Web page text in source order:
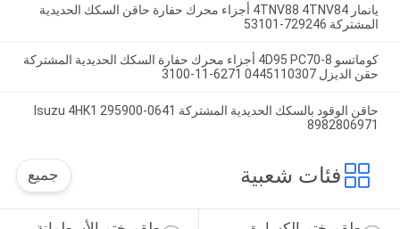
يانمار 4TNV88 4TNV84 أجزاء محرك حفارة حاقن السكك الحديدية
المشتركة 729246-53101
كوماتسو 4D95 PC70-8 أجزاء محرك حفارة السكك الحديدية المشتركة
حقن الديزل 0445110307 6271-11-3100
حاقن الوقود بالسكك الحديدية المشتركة Isuzu 4HK1 295900-0641
8982806971
فئات شعبية جميع